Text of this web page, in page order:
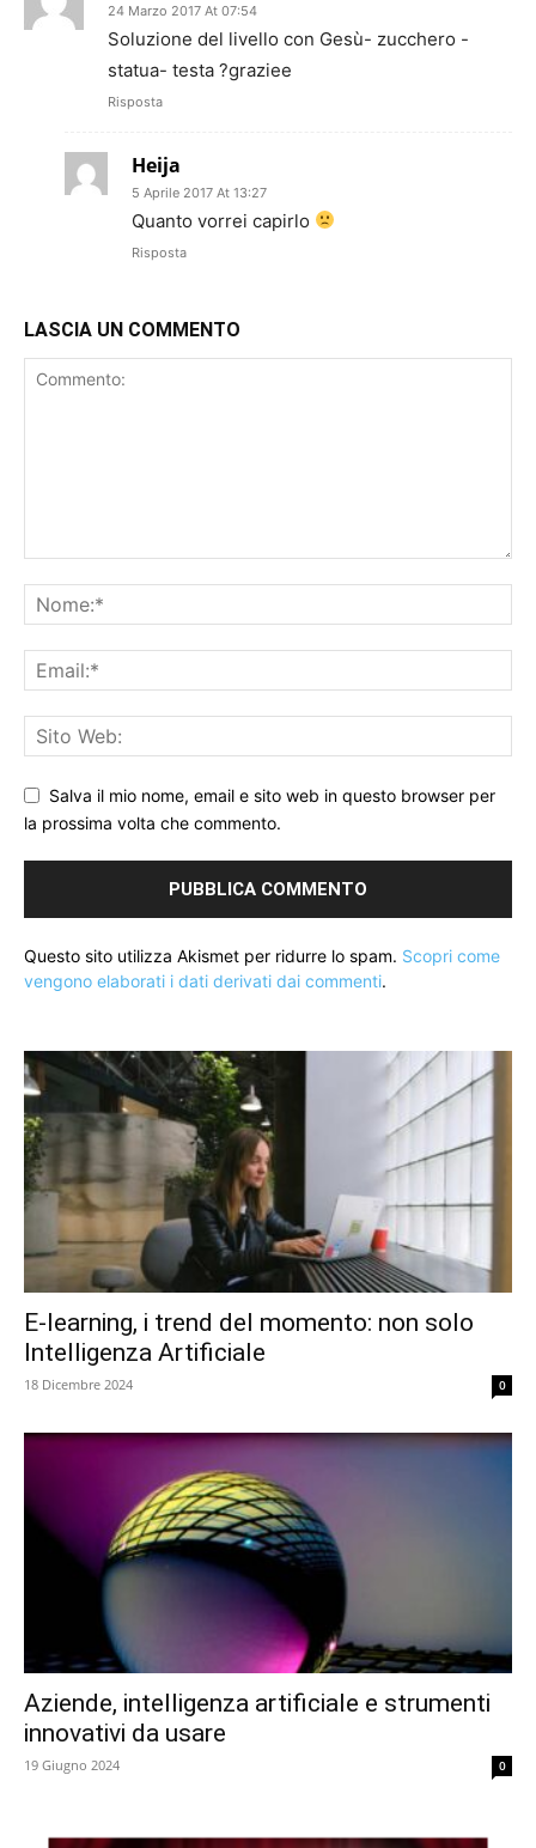
24 Marzo 2017 At 07:54
Soluzione del livello con Gesù- zucchero -
statua- testa ?graziee
Risposta
Heija
5 Aprile 2017 At 13:27
Quanto vorrei capirlo
Risposta
LASCIA UN COMMENTO
Salva il mio nome, email e sito web in questo browser per
la prossima volta che commento.
Questo sito utilizza Akismet per ridurre lo spam. Scopri come
vengono elaborati i dati derivati dai commenti.
E-learning, i trend del momento: non solo
Intelligenza Artificiale
18 Dicembre 2024 0
Aziende, intelligenza artificiale e strumenti
innovativi da usare
19 Giugno 2024 0